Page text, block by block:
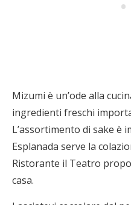
Mizumi è un’ode alla
ingredienti freschi
L’assortimento di sake è
Esplanada serve la
Ristorante il Teatro
casa.